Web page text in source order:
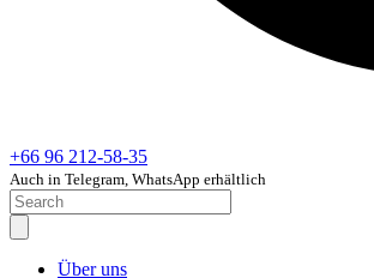
+66 96 212-58-35
Auch in Telegram, WhatsApp erhältlich
Über uns